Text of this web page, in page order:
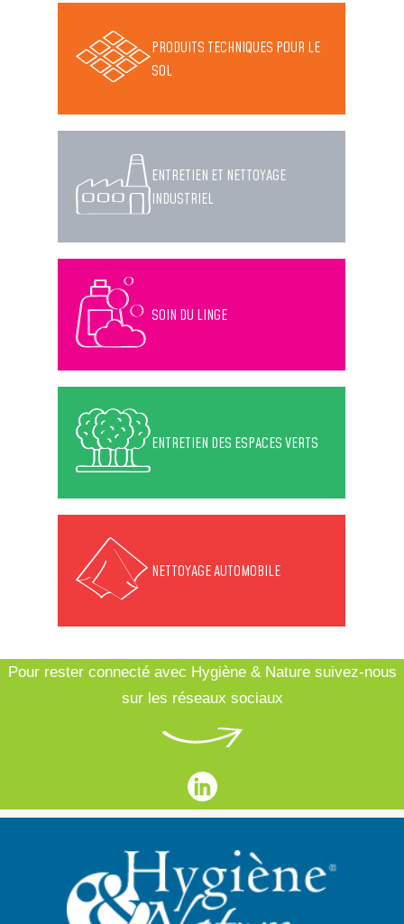
PRODUITS TECHNIQUES POUR LE
SOL
ENTRETIEN ET NETTOYAGE
INDUSTRIEL
SOIN DU LINGE
ENTRETIEN DES ESPACES VERTS
NETTOYAGE AUTOMOBILE
Pour rester connecté avec Hygiène & Nature suivez-nous
sur les réseaux sociaux